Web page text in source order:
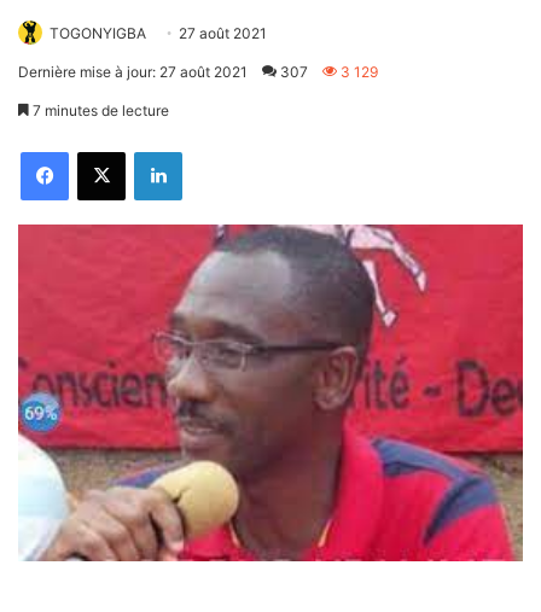
TOGONYIGBA 27 août 2021
Dernière mise à jour: 27 août 2021 307 3 129
7 minutes de lecture
FacebookX Linkedin